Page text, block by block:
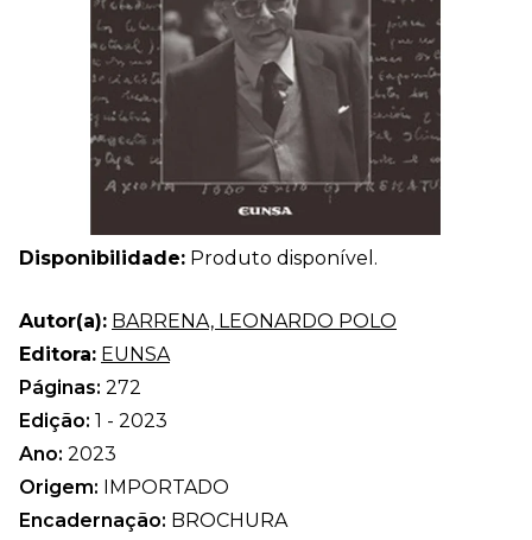
Disponibilidade: Produto disponível.
Autor(a): BARRENA, LEONARDO POLO
Editora: EUNSA
Páginas: 272
Edição: 1 - 2023
Ano: 2023
Origem: IMPORTADO
Encadernação: BROCHURA